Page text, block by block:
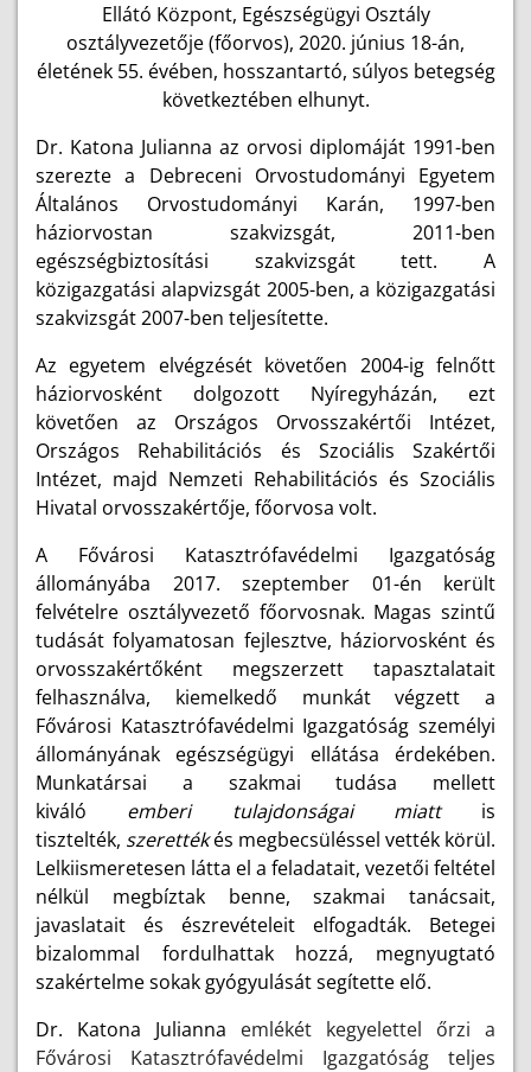
Ellátó Központ, Egészségügyi Osztály
osztályvezetője (főorvos), 2020. június 18-án,
életének 55. évében, hosszantartó, súlyos betegség
következtében elhunyt.
Dr. Katona Julianna az orvosi diplomáját 1991-ben
szerezte a Debreceni Orvostudományi Egyetem
Általános Orvostudományi Karán, 1997-ben
háziorvostan szakvizsgát, 2011-ben
egészségbiztosítási szakvizsgát tett. A
közigazgatási alapvizsgát 2005-ben, a közigazgatási
szakvizsgát 2007-ben teljesítette.
Az egyetem elvégzését követően 2004-ig felnőtt
háziorvosként dolgozott Nyíregyházán, ezt
követően az Országos Orvosszakértői Intézet,
Országos Rehabilitációs és Szociális Szakértői
Intézet, majd Nemzeti Rehabilitációs és Szociális
Hivatal orvosszakértője, főorvosa volt.
A Fővárosi Katasztrófavédelmi Igazgatóság
állományába 2017. szeptember 01-én került
felvételre osztályvezető főorvosnak. Magas szintű
tudását folyamatosan fejlesztve, háziorvosként és
orvosszakértőként megszerzett tapasztalatait
felhasználva, kiemelkedő munkát végzett a
Fővárosi Katasztrófavédelmi Igazgatóság személyi
állományának egészségügyi ellátása érdekében.
Munkatársai a szakmai tudása mellett
kiváló emberi tulajdonságai miatt is
tisztelték, szerettékés megbecsüléssel vették körül.
Lelkiismeretesen látta el a feladatait, vezetői feltétel
nélkül megbíztak benne, szakmai tanácsait,
javaslatait és észrevételeit elfogadták. Betegei
bizalommal fordulhattak hozzá, megnyugtató
szakértelme sokak gyógyulását segítette elő.
Dr. Katona Julianna emlékét kegyelettel őrzi a
Fővárosi Katasztrófavédelmi Igazgatóság teljes